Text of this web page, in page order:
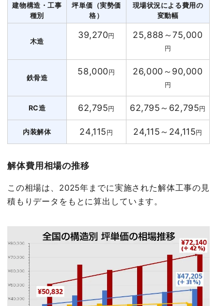
建物構造・工事
種別
坪単価（実勢価
格）
現場状況による費用の
変動幅
木造
39,270円 25,888～75,000
円
鉄骨造
58,000円 26,000～90,000
円
RC造 62,795円 62,795～62,795円
内装解体 24,115円 24,115～24,115円
解体費用相場の推移
この相場は、2025年までに実施された解体工事の見
積もりデータをもとに算出しています。